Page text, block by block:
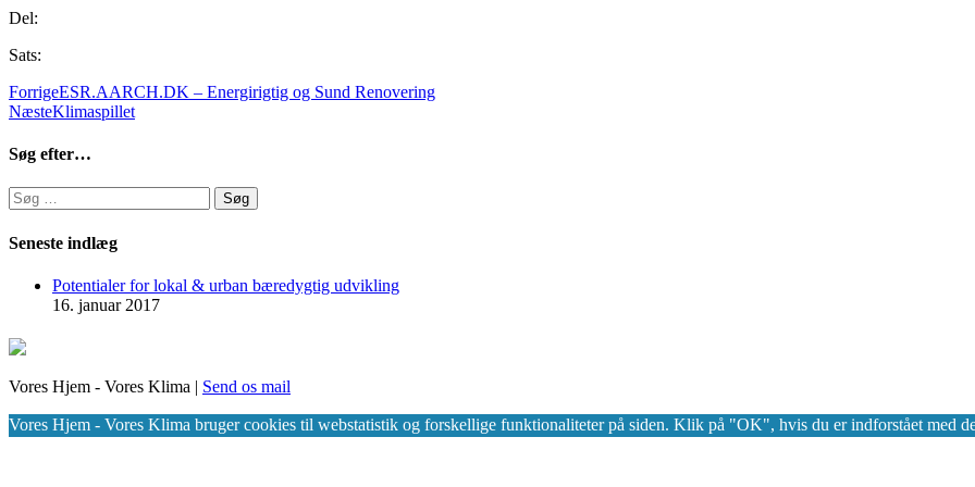
Del:
Sats:
ForrigeESR.AARCH.DK – Energirigtig og Sund Renovering
NæsteKlimaspillet
Søg efter…
Søg
efter:
Seneste indlæg
Potentialer for lokal & urban bæredygtig udvikling
16. januar 2017
Vores Hjem - Vores Klima | Send os mail
Vores Hjem - Vores Klima bruger cookies til webstatistik og forskellige funktionaliteter på siden. Klik på "OK", hvis du er indforstået med